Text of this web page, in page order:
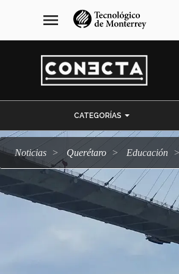
navegación
principal
menu
CATEGORÍAS
Noticias Querétaro Educación